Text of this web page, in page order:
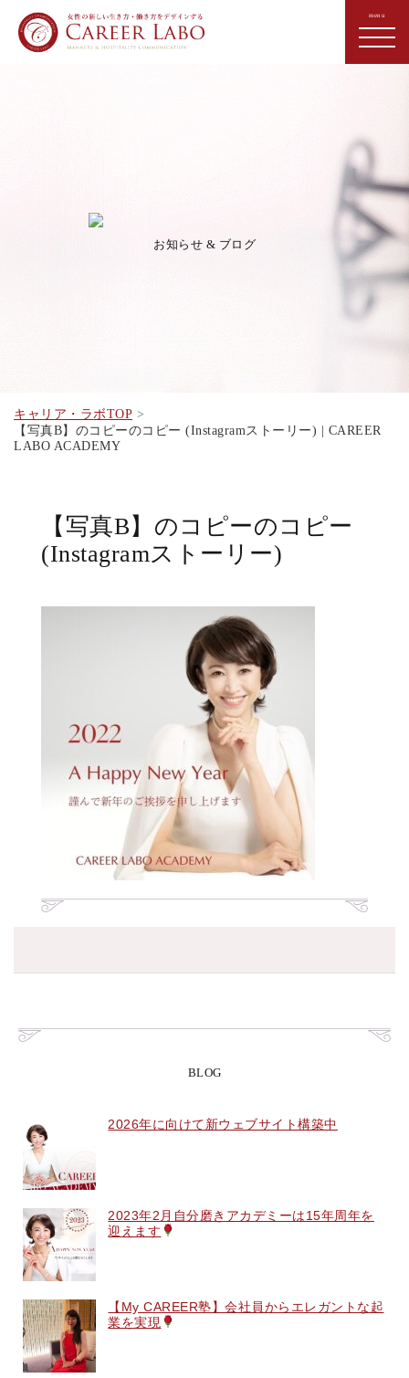
お知らせ & ブログ
キャリア・ラボTOP
【写真B】のコピーのコピー (Instagramストーリー) | CAREER
LABO ACADEMY
【写真B】のコピーのコピー
(Instagramストーリー)
BLOG
2026年に向けて新ウェブサイト構築中
2023年2月自分磨きアカデミーは15年周年を
迎えます
【My CAREER塾】会社員からエレガントな起
業を実現